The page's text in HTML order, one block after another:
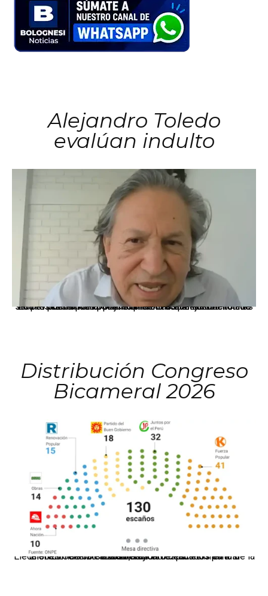
Alejandro Toledo
evalúan indulto
La presidenta Keiko Fujimori informó que la solicitud de indulto presentada por el expresidente Alejandro Toledo será evaluada por la Comisión de Gracias Presidenciales conforme al procedimiento establecido.
Distribución Congreso
Bicameral 2026
El JNE oficializó la distribución de escaños para la elección de 60 senadores y 130 diputados en las Elecciones Generales 2026, tras el restablecimiento de la Bicameralidad.